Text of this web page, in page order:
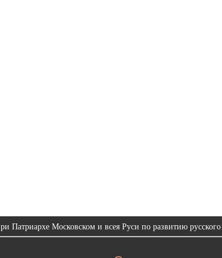
Патриархе Московском и всея Руси по развитию русского